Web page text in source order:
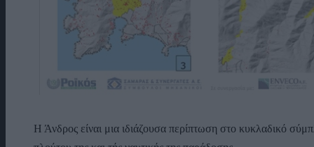
Η Άνδρος είναι μια ιδιάζουσα περίπτωση στο κυκλαδικό